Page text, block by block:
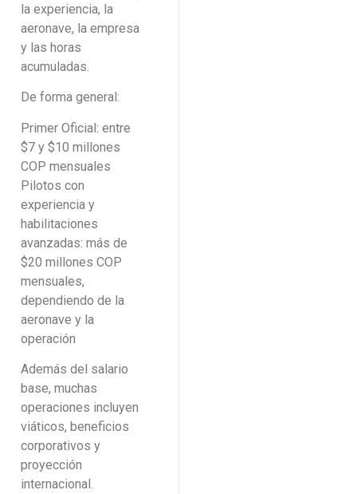
la experiencia, la
aeronave, la empresa
y las horas
acumuladas.
De forma general:
Primer Oficial: entre
$7 y $10 millones
COP mensuales
Pilotos con
experiencia y
habilitaciones
avanzadas: más de
$20 millones COP
mensuales,
dependiendo de la
aeronave y la
operación
Además del salario
base, muchas
operaciones incluyen
viáticos, beneficios
corporativos y
proyección
internacional.